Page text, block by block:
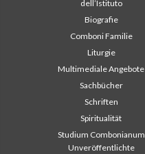
dell’Istituto
Biografie
Comboni Familie
Liturgie
Multimediale Angebote
Sachbücher
Schriften
Spiritualität
Studium Combonianum
Unveröffentlichte